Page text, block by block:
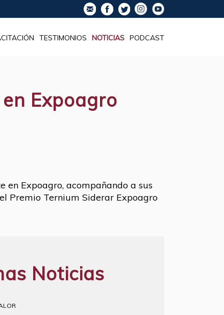
TESTIMONIOS NOTICIAS PODCAST
Expoagro
en Expoagro, acompañando a sus
Premio Ternium Siderar Expoagro
Noticias